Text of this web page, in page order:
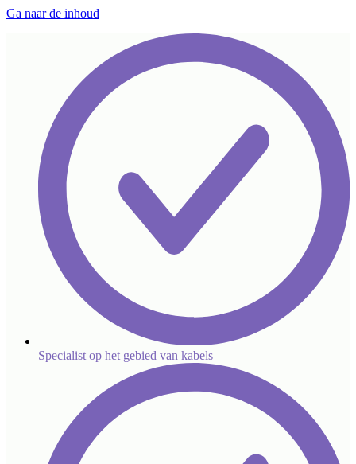
Ga naar de inhoud
Specialist op het gebied van kabels